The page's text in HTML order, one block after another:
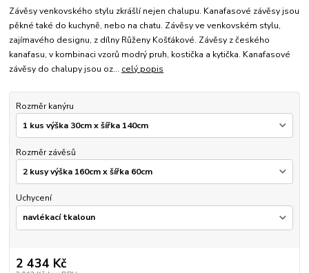
Závěsy venkovského stylu zkrášlí nejen chalupu. Kanafasové závěsy jsou
pěkné také do kuchyně, nebo na chatu. Závěsy ve venkovském stylu,
zajímavého designu, z dílny Růženy Košťákové. Závěsy z českého
kanafasu, v kombinaci vzorů modrý pruh, kostička a kytička. Kanafasové
závěsy do chalupy jsou oz... celý popis
Rozměr kanýru
Rozměr závěsů
Uchycení
2 434 Kč